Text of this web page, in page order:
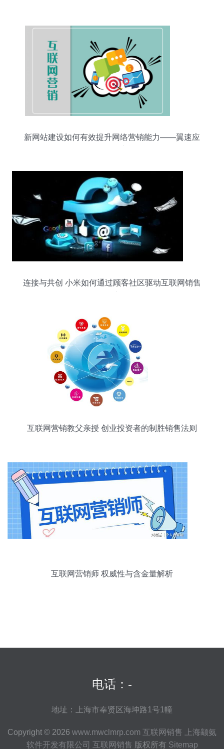
新网站建设如何有效提升网络营销能力——翼速应
连接与共创 小米如何通过顾客社区驱动互联网销售
互联网营销教父亲授 创业投资者的制胜销售法则
互联网营销师 权威性与含金量解析
电话：-
地址：上海市奉贤区海坤路1号1幢
Copyright © 2026 www.mwclmrp.com 互联网销售
上海颛氨
软件开发有限公司 互联网销售 版权所有 Sitemap